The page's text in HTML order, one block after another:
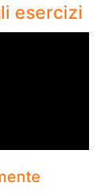
esercizi